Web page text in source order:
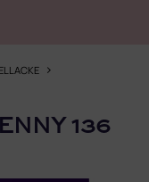
136